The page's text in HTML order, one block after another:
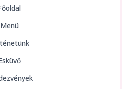
Menü